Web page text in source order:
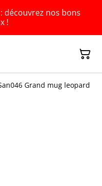
découvrez nos bons
!
Grand mug leopard